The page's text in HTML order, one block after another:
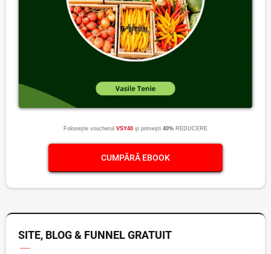
Folosește voucherul VSY40 și primești 40% REDUCERE
CUMPĂRĂ EBOOK
SITE, BLOG & FUNNEL GRATUIT